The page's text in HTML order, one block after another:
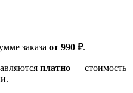
заказа от 990 ₽.
платно — стоимость